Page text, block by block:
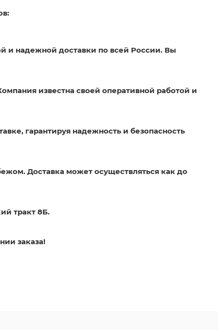
и надежной доставки по всей России. Вы
известна своей оперативной работой и
гарантируя надежность и безопасность
Доставка может осуществляться как до
тракт 8Б.
заказа!